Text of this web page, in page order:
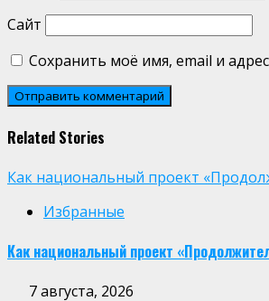
Сайт
Сохранить моё имя, email и
Related Stories
Как национальный проект
Избранные
Как национальный проект
7 августа, 2026